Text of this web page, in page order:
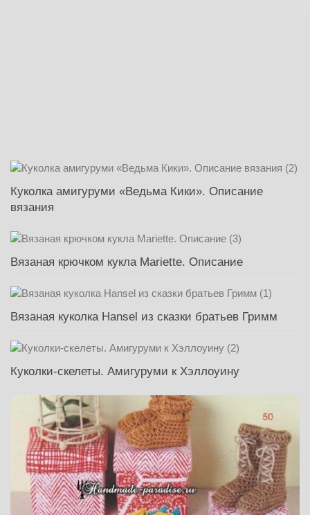
Куколка амигуруми «Ведьма Кики». Описание
вязания
Вязаная крючком кукла Mariette. Описание
Вязаная куколка Hansel из сказки братьев Гримм
Куколки-скелеты. Амигуруми к Хэллоуину